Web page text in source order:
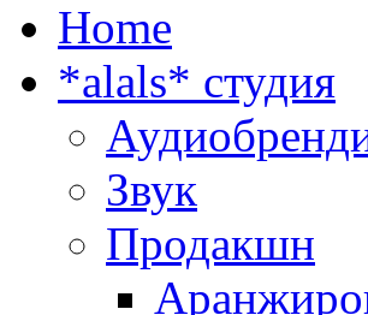
Home
*alals* cтудия
Звук
Продакшн